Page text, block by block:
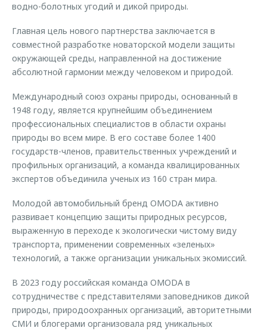
водно-болотных угодий и дикой природы.
Главная цель нового партнерства заключается в
совместной разработке новаторской модели защиты
окружающей среды, направленной на достижение
абсолютной гармонии между человеком и природой.
Международный союз охраны природы, основанный в
1948 году, является крупнейшим объединением
профессиональных специалистов в области охраны
природы во всем мире. В его составе более 1400
государств-членов, правительственных учреждений и
профильных организаций, а команда квалицированных
экспертов объединила ученых из 160 стран мира.
Молодой автомобильный бренд OMODA активно
развивает концепцию защиты природных ресурсов,
выраженную в переходе к экологически чистому виду
транспорта, применении современных «зеленых»
технологий, а также организации уникальных экомиссий.
В 2023 году российская команда OMODA в
сотрудничестве с представителями заповедников дикой
природы, природоохранных организаций, авторитетными
СМИ и блогерами организовала ряд уникальных